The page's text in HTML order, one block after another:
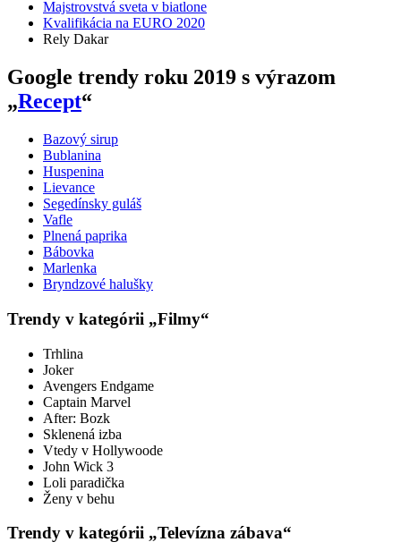
Majstrovstvá sveta v biatlone
Kvalifikácia na EURO 2020
Rely Dakar
Google trendy roku 2019 s výrazom
„Recept“
Bazový sirup
Bublanina
Huspenina
Lievance
Segedínsky guláš
Vafle
Plnená paprika
Bábovka
Marlenka
Bryndzové halušky
Trendy v kategórii „Filmy“
Trhlina
Joker
Avengers Endgame
Captain Marvel
After: Bozk
Sklenená izba
Vtedy v Hollywoode
John Wick 3
Loli paradička
Ženy v behu
Trendy v kategórii „Televízna zábava“